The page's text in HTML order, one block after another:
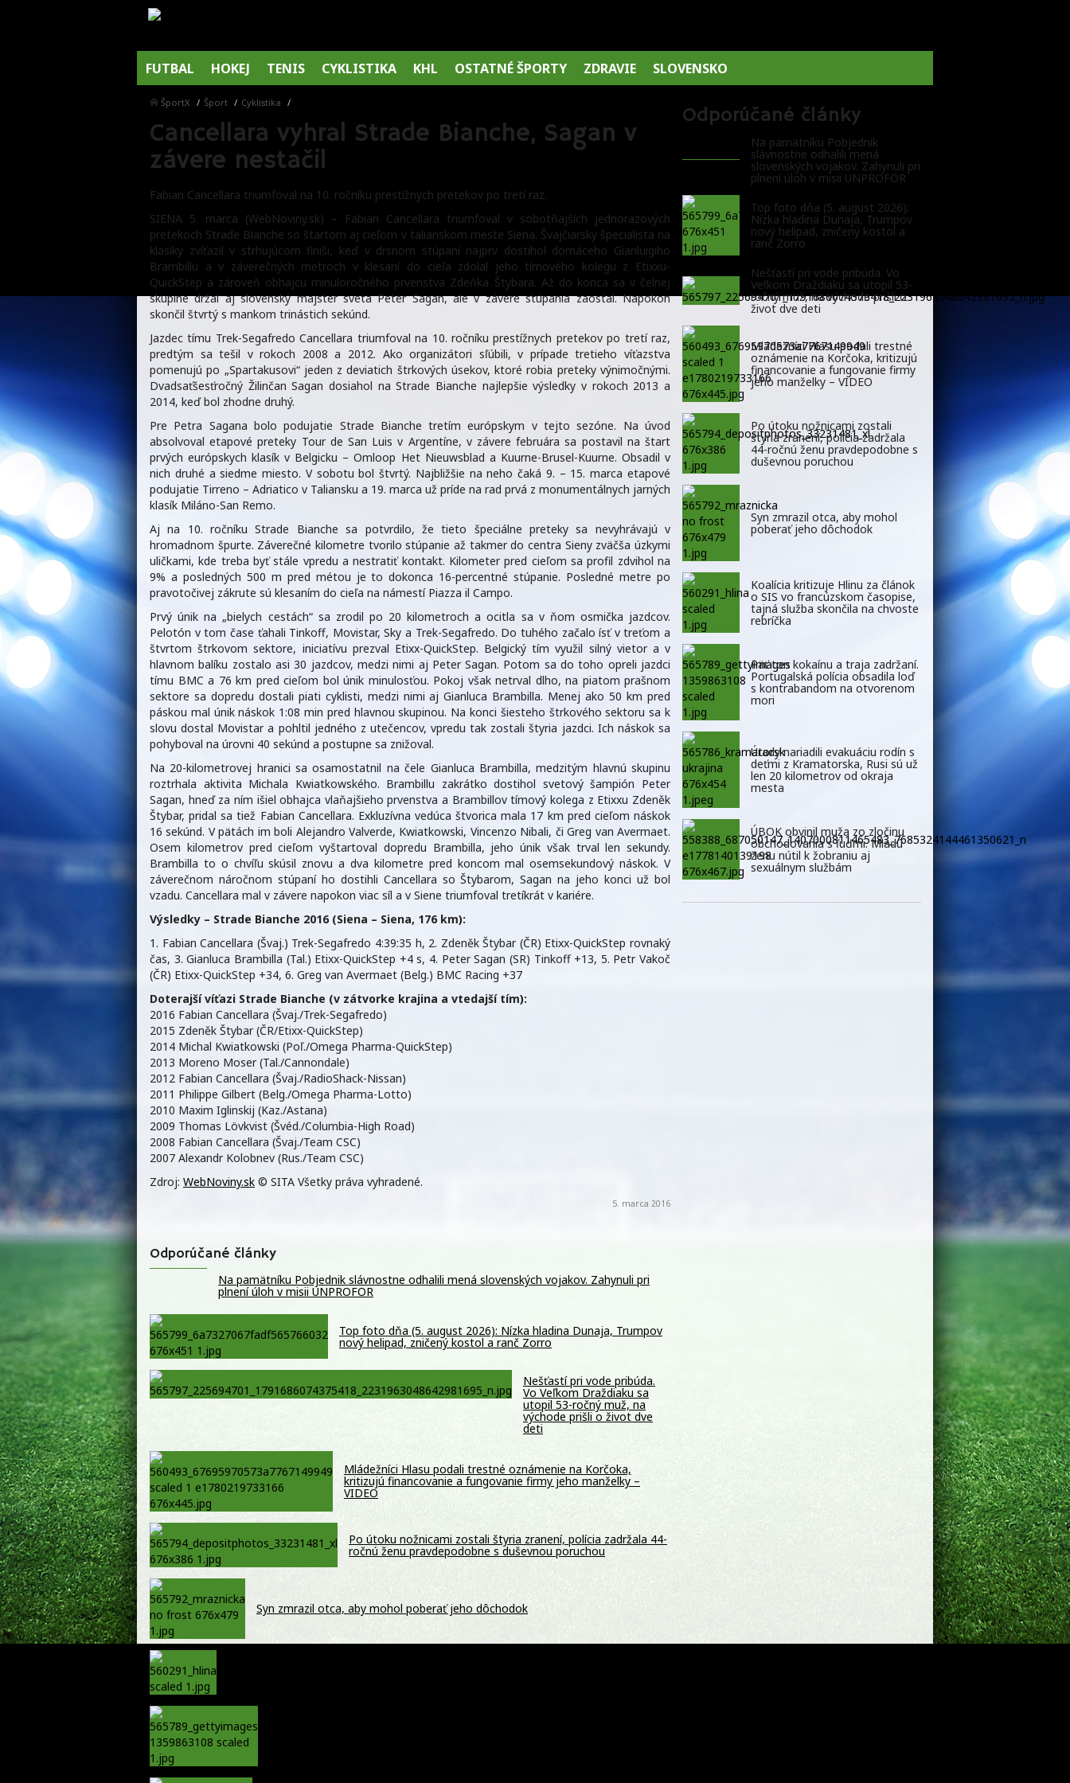
FUTBAL HOKEJ TENIS CYKLISTIKA KHL OSTATNÉ ŠPORTY ZDRAVIE SLOVENSKO
ŠportX Šport Cyklistika
Cancellara vyhral Strade Bianche, Sagan v
závere nestačil
Fabian Cancellara triumfoval na 10. ročníku prestížnych pretekov po tretí raz.
SIENA 5. marca (WebNoviny.sk) – Fabian Cancellara triumfoval v sobotňajších jednorazových
pretekoch Strade Bianche so štartom aj cieľom v talianskom meste Siena. Švajčiarsky špecialista na
klasiky zvíťazil v strhujúcom finiši, keď v drsnom stúpaní najprv dostihol domáceho Gianluigiho
Brambillu a v záverečných metroch v klesaní do cieľa zdolal jeho tímového kolegu z Etixxu-
QuickStep a zároveň obhajcu minuloročného prvenstva Zdeňka Štybara. Až do konca sa v čelnej
skupine držal aj slovenský majster sveta Peter Sagan, ale v závere stúpania zaostal. Napokon
skončil štvrtý s mankom trinástich sekúnd.
Jazdec tímu Trek-Segafredo Cancellara triumfoval na 10. ročníku prestížnych pretekov po tretí raz,
predtým sa tešil v rokoch 2008 a 2012. Ako organizátori sľúbili, v prípade tretieho víťazstva
pomenujú po „Spartakusovi“ jeden z deviatich štrkových úsekov, ktoré robia preteky výnimočnými.
Dvadsaťšesťročný Žilinčan Sagan dosiahol na Strade Bianche najlepšie výsledky v rokoch 2013 a
2014, keď bol zhodne druhý.
Pre Petra Sagana bolo podujatie Strade Bianche tretím európskym v tejto sezóne. Na úvod
absolvoval etapové preteky Tour de San Luis v Argentíne, v závere februára sa postavil na štart
prvých európskych klasík v Belgicku – Omloop Het Nieuwsblad a Kuurne-Brusel-Kuurne. Obsadil v
nich druhé a siedme miesto. V sobotu bol štvrtý. Najbližšie na neho čaká 9. – 15. marca etapové
podujatie Tirreno – Adriatico v Taliansku a 19. marca už príde na rad prvá z monumentálnych jarných
klasík Miláno-San Remo.
Aj na 10. ročníku Strade Bianche sa potvrdilo, že tieto špeciálne preteky sa nevyhrávajú v
hromadnom špurte. Záverečné kilometre tvorilo stúpanie až takmer do centra Sieny zväčša úzkymi
uličkami, kde treba byť stále vpredu a nestratiť kontakt. Kilometer pred cieľom sa profil zdvihol na
9% a posledných 500 m pred métou je to dokonca 16-percentné stúpanie. Posledné metre po
pravotočivej zákrute sú klesaním do cieľa na námestí Piazza il Campo.
Prvý únik na „bielych cestách“ sa zrodil po 20 kilometroch a ocitla sa v ňom osmička jazdcov.
Pelotón v tom čase ťahali Tinkoff, Movistar, Sky a Trek-Segafredo. Do tuhého začalo ísť v treťom a
štvrtom štrkovom sektore, iniciatívu prezval Etixx-QuickStep. Belgický tím využil silný vietor a v
hlavnom balíku zostalo asi 30 jazdcov, medzi nimi aj Peter Sagan. Potom sa do toho opreli jazdci
tímu BMC a 76 km pred cieľom bol únik minulosťou. Pokoj však netrval dlho, na piatom prašnom
sektore sa dopredu dostali piati cyklisti, medzi nimi aj Gianluca Brambilla. Menej ako 50 km pred
páskou mal únik náskok 1:08 min pred hlavnou skupinou. Na konci šiesteho štrkového sektoru sa k
slovu dostal Movistar a pohltil jedného z utečencov, vpredu tak zostali štyria jazdci. Ich náskok sa
pohyboval na úrovni 40 sekúnd a postupne sa znižoval.
Na 20-kilometrovej hranici sa osamostatnil na čele Gianluca Brambilla, medzitým hlavnú skupinu
roztrhala aktivita Michala Kwiatkowského. Brambillu zakrátko dostihol svetový šampión Peter
Sagan, hneď za ním išiel obhajca vlaňajšieho prvenstva a Brambillov tímový kolega z Etixxu Zdeněk
Štybar, pridal sa tiež Fabian Cancellara. Exkluzívna vedúca štvorica mala 17 km pred cieľom náskok
16 sekúnd. V pätách im boli Alejandro Valverde, Kwiatkowski, Vincenzo Nibali, či Greg van Avermaet.
Osem kilometrov pred cieľom vyštartoval dopredu Brambilla, jeho únik však trval len sekundy.
Brambilla to o chvíľu skúsil znovu a dva kilometre pred koncom mal osemsekundový náskok. V
záverečnom náročnom stúpaní ho dostihli Cancellara so Štybarom, Sagan na jeho konci už bol
vzadu. Cancellara mal v závere napokon viac síl a v Siene triumfoval tretíkrát v kariére.
Výsledky – Strade Bianche 2016 (Siena – Siena, 176 km):
1. Fabian Cancellara (Švaj.) Trek-Segafredo 4:39:35 h, 2. Zdeněk Štybar (ČR) Etixx-QuickStep rovnaký
čas, 3. Gianluca Brambilla (Tal.) Etixx-QuickStep +4 s, 4. Peter Sagan (SR) Tinkoff +13, 5. Petr Vakoč
(ČR) Etixx-QuickStep +34, 6. Greg van Avermaet (Belg.) BMC Racing +37
Doterajší víťazi Strade Bianche (v zátvorke krajina a vtedajší tím):
2016 Fabian Cancellara (Švaj./Trek-Segafredo)
2015 Zdeněk Štybar (ČR/Etixx-QuickStep)
2014 Michal Kwiatkowski (Poľ./Omega Pharma-QuickStep)
2013 Moreno Moser (Tal./Cannondale)
2012 Fabian Cancellara (Švaj./RadioShack-Nissan)
2011 Philippe Gilbert (Belg./Omega Pharma-Lotto)
2010 Maxim Iglinskij (Kaz./Astana)
2009 Thomas Lövkvist (Švéd./Columbia-High Road)
2008 Fabian Cancellara (Švaj./Team CSC)
2007 Alexandr Kolobnev (Rus./Team CSC)
Zdroj: WebNoviny.sk © SITA Všetky práva vyhradené.
5. marca 2016
Odporúčané články
Na pamätníku Pobjednik slávnostne odhalili mená slovenských vojakov. Zahynuli pri
plnení úloh v misii UNPROFOR
Top foto dňa (5. august 2026): Nízka hladina Dunaja, Trumpov
nový helipad, zničený kostol a ranč Zorro
Nešťastí pri vode pribúda.
Vo Veľkom Draždiaku sa
utopil 53-ročný muž, na
východe prišli o život dve
deti
Mládežníci Hlasu podali trestné oznámenie na Korčoka,
kritizujú financovanie a fungovanie firmy jeho manželky –
VIDEO
Po útoku nožnicami zostali štyria zranení, polícia zadržala 44-
ročnú ženu pravdepodobne s duševnou poruchou
Syn zmrazil otca, aby mohol poberať jeho dôchodok
Odporúčané články
Na pamätníku Pobjednik
slávnostne odhalili mená
slovenských vojakov. Zahynuli pri
plnení úloh v misii UNPROFOR
Top foto dňa (5. august 2026):
Nízka hladina Dunaja, Trumpov
nový helipad, zničený kostol a
ranč Zorro
Nešťastí pri vode pribúda. Vo
Veľkom Draždiaku sa utopil 53-
ročný muž, na východe prišli o
život dve deti
Mládežníci Hlasu podali trestné
oznámenie na Korčoka, kritizujú
financovanie a fungovanie firmy
jeho manželky – VIDEO
Po útoku nožnicami zostali
štyria zranení, polícia zadržala
44-ročnú ženu pravdepodobne s
duševnou poruchou
Syn zmrazil otca, aby mohol
poberať jeho dôchodok
Koalícia kritizuje Hlinu za článok
o SIS vo francúzskom časopise,
tajná služba skončila na chvoste
rebríčka
Päť ton kokaínu a traja zadržaní.
Portugalská polícia obsadila loď
s kontrabandom na otvorenom
mori
Úrady nariadili evakuáciu rodín s
deťmi z Kramatorska, Rusi sú už
len 20 kilometrov od okraja
mesta
ÚBOK obvinil muža zo zločinu
obchodovania s ľuďmi. Mladú
ženu nútil k žobraniu aj
sexuálnym službám